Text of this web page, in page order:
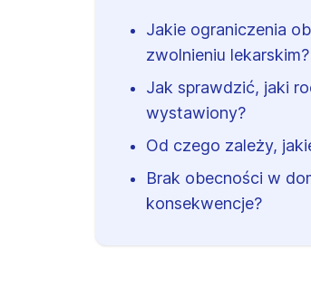
Jakie ograniczenia
zwolnieniu lekarskim?
Jak sprawdzić, jaki
wystawiony?
Od czego zależy,
Brak obecności w
konsekwencje?